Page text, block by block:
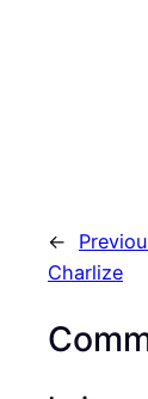
←
Charlize